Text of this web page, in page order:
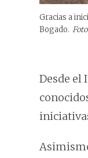
Gracias a
Bogado.
Desde el